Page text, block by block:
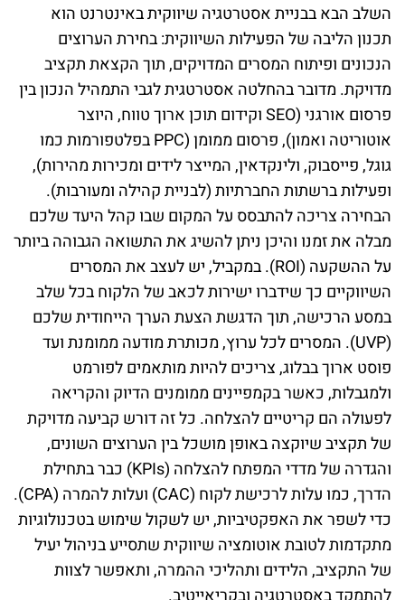
השלב הבא בבניית אסטרטגיה שיווקית באינטרנט הוא
תכנון הליבה של הפעילות השיווקית: בחירת הערוצים
הנכונים ופיתוח המסרים המדויקים, תוך הקצאת תקציב
מדויקת. מדובר בהחלטה אסטרטגית לגבי התמהיל הנכון בין
פרסום אורגני (SEO וקידום תוכן ארוך טווח, היוצר
אוטוריטה ואמון), פרסום ממומן (PPC בפלטפורמות כמו
גוגל, פייסבוק, ולינקדאין, המייצר לידים ומכירות מהירות),
ופעילות ברשתות החברתיות (לבניית קהילה ומעורבות).
הבחירה צריכה להתבסס על המקום שבו קהל היעד שלכם
מבלה את זמנו והיכן ניתן להשיג את התשואה הגבוהה ביותר
על ההשקעה (ROI). במקביל, יש לעצב את המסרים
השיווקיים כך שידברו ישירות לכאב של הלקוח בכל שלב
במסע הרכישה, תוך הדגשת הצעת הערך הייחודית שלכם
(UVP). המסרים לכל ערוץ, מכותרת מודעה ממומנת ועד
פוסט ארוך בבלוג, צריכים להיות מותאמים לפורמט
ולמגבלות, כאשר בקמפיינים ממומנים הדיוק והקריאה
לפעולה הם קריטיים להצלחה. כל זה דורש קביעה מדויקת
של תקציב שיוקצה באופן מושכל בין הערוצים השונים,
והגדרה של מדדי המפתח להצלחה (KPIs) כבר בתחילת
הדרך, כמו עלות לרכישת לקוח (CAC) ועלות להמרה (CPA).
כדי לשפר את האפקטיביות, יש לשקול שימוש בטכנולוגיות
מתקדמות לטובת אוטומציה שיווקית שתסייע בניהול יעיל
של התקציב, הלידים ותהליכי ההמרה, ותאפשר לצוות